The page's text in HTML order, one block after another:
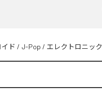
ド / J-Pop / エレクトロニック